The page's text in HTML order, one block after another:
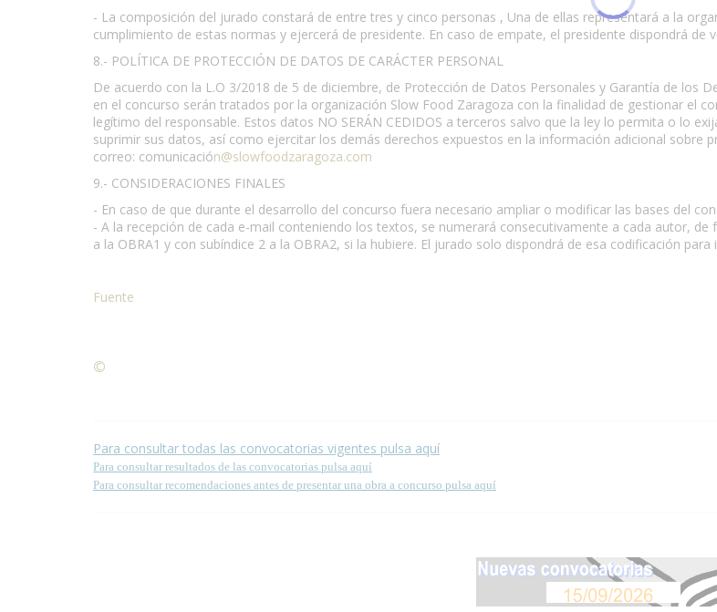
- La composición del jurado constará de entre tres y cinco personas , Una de ellas representará a la
cumplimiento de estas normas y ejercerá de presidente. En caso de empate, el presidente dispondrá de
8.- POLÍTICA DE PROTECCIÓN DE DATOS DE CARÁCTER PERSONAL
De acuerdo con la L.O 3/2018 de 5 de diciembre, de Protección de Datos Personales y Garantía de los
en el concurso serán tratados por la organización Slow Food Zaragoza con la finalidad de gestionar el
legítimo del responsable. Estos datos NO SERÁN CEDIDOS a terceros salvo que la ley lo permita o lo
suprimir sus datos, así como ejercitar los demás derechos expuestos en la información adicional sobre
correo: comunicación@slowfoodzaragoza.com
9.- CONSIDERACIONES FINALES
- En caso de que durante el desarrollo del concurso fuera necesario ampliar o modificar las bases del
- A la recepción de cada e-mail conteniendo los textos, se numerará consecutivamente a cada autor,
a la OBRA1 y con subíndice 2 a la OBRA2, si la hubiere. El jurado solo dispondrá de esa codificación para
Fuente
©
Para consultar todas las convocatorias vigentes pulsa aquí
Para consultar resultados de las convocatorias pulsa aquí
Para consultar recomendaciones antes de presentar una obra a concurso pulsa aquí